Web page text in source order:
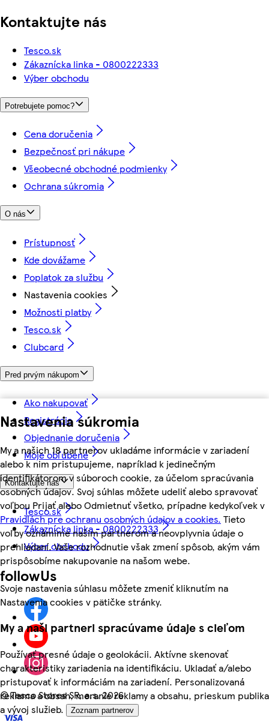
Nastavenia súkromia
My a našich 18 partnerov ukladáme informácie v zariadení
alebo k nim pristupujeme, napríklad k jedinečným
identifikátorom v súboroch cookie, za účelom spracúvania
osobných údajov. Svoj súhlas môžete udeliť alebo spravovať
voľbou Prijať alebo Odmietnuť všetko, prípadne kedykoľvek v
Pravidlách pre ochranu osobných údajov a cookies. Tieto
voľby oznámime našim partnerom a neovplyvnia údaje o
prehliadaní. Vaše rozhodnutie však zmení spôsob, akým vám
prispôsobíme nakupovanie na našom webe.
Svoje nastavenia súhlasu môžete zmeniť kliknutím na
Nastavenia cookies v pätičke stránky.
My a naši partneri spracúvame údaje s cieľom
Používať presné údaje o geolokácii. Aktívne skenovať
charakteristiky zariadenia na identifikáciu. Ukladať a/alebo
pristupovať k informáciám na zariadení. Personalizovaná
reklama a obsah, meranie reklamy a obsahu, prieskum publika
a vývoj služieb.
Zoznam partnerov
Kontaktujte nás
Tesco.sk
Zákaznícka linka - 0800222333
Výber obchodu
Potrebujete pomoc?
Cena doručenia
Bezpečnosť pri nákupe
Všeobecné obchodné podmienky
Ochrana súkromia
O nás
Prístupnosť
Kde dovážame
Poplatok za službu
Nastavenia cookies
Možnosti platby
Tesco.sk
Clubcard
Pred prvým nákupom
Ako nakupovať
Registrácia
Objednanie doručenia
Moje obľúbené
Kontaktujte nás
Tesco.sk
Zákaznícka linka - 0800222333
Výber obchodu
followUs
©Tesco Stores SR, a.s. 2026